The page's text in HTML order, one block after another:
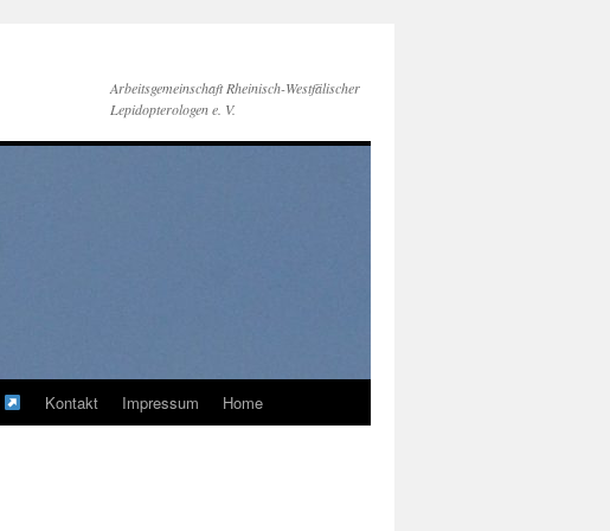
Arbeitsgemeinschaft Rheinisch-Westfälischer
Lepidopterologen e. V.
Kontakt Impressum Home